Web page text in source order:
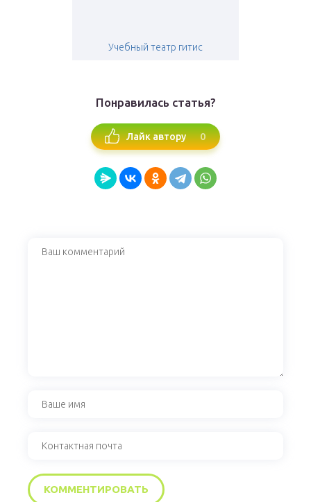
Учебный театр гитис
Понравилась статья?
Лайк автору 0